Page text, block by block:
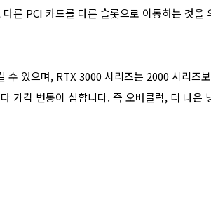
른 PCI 카드를 다른 슬롯으로 이동하는 것을
수 있으며, RTX 3000 시리즈는 2000 시리즈
가격 변동이 심합니다. 즉 오버클럭, 더 나은